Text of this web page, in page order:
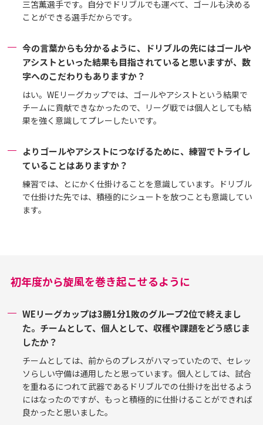
三笘薫選手です。自分でドリブルでも運べて、ゴールも決める
ことができる選手だからです。
今の言葉からも分かるように、ドリブルの先にはゴールや
アシストといった結果も目指されていると思いますが、数
字へのこだわりもありますか？
はい。WEリーグカップでは、ゴールやアシストという結果で
チームに貢献できなかったので、リーグ戦では個人としても結
果を強く意識してプレーしたいです。
よりゴールやアシストにつなげるために、練習でトライし
ていることはありますか？
練習では、とにかく仕掛けることを意識しています。ドリブル
で仕掛けた先では、積極的にシュートを放つことも意識してい
ます。
初年度から旋風を巻き起こせるように
WEリーグカップは3勝1分1敗のグループ2位で終えまし
た。チームとして、個人として、収穫や課題をどう感じま
したか？
チームとしては、前からのプレスがハマっていたので、セレッ
ソらしい守備は通用したと思っています。個人としては、試合
を重ねるにつれて武器であるドリブルでの仕掛けを出せるよう
にはなったのですが、もっと積極的に仕掛けることができれば
良かったと思いました。